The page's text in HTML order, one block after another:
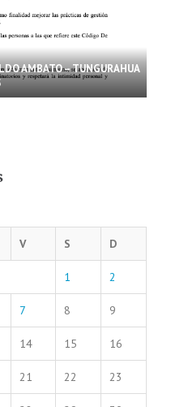
AMBATO – TUNGURAHUA
V S D
1 2
7 8 9
14 15 16
21 22 23